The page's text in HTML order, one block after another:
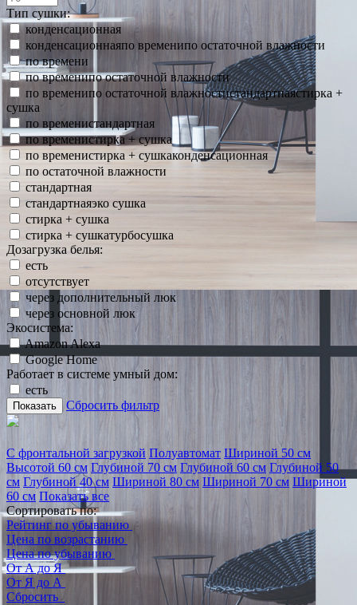
Тип сушки:
конденсационная
конденсационнаяпо временипо остаточной влажности
по времени
по временипо остаточной влажности
по временипо остаточной влажностистандартнаястирка +
сушка
по временистандартная
по временистирка + сушка
по временистирка + сушкаконденсационная
по остаточной влажности
стандартная
стандартнаяэко сушка
стирка + сушка
стирка + сушкатурбосушка
Дозагрузка белья:
есть
отсутствует
через дополнительный люк
через основной люк
Экосистема:
Amazon Alexa
Google Home
Работает в системе умный дом:
есть
Показать Сбросить фильтр
С фронтальной загрузкой Полуавтомат Шириной 50 см
Высотой 60 см Глубиной 70 см Глубиной 60 см Глубиной 50
см Глубиной 40 см Шириной 80 см Шириной 70 см Шириной
60 см Показать все
Сортировать по:
Рейтинг по убыванию
Цена по возрастанию
Цена по убыванию
От А до Я
От Я до А
Сбросить